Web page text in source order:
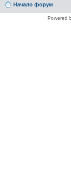
Начало форум
Powered